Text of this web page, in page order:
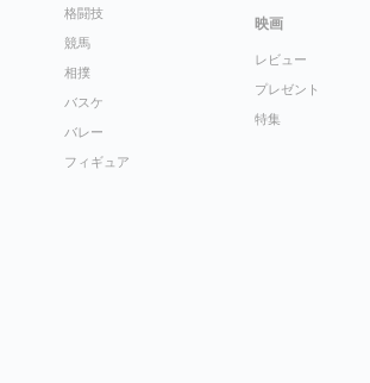
格闘技
競馬
相撲
バスケ
バレー
フィギュア
映画
レビュー
プレゼント
特集